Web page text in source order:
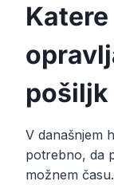
pošiljk
V današnjem
potrebno, da
možnem